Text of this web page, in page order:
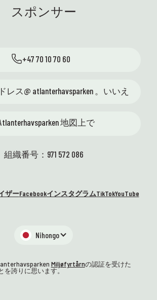
スポンサー
+47 70 10 70 60
レス@ atlanterhavsparken 。いいえ
地図上で
組織番号：971 572 086
ザーFacebookインスタグラムTikTokYouTube
Nihongo
Miljøfyrtårnの認証を受けた
を誇りに思います。